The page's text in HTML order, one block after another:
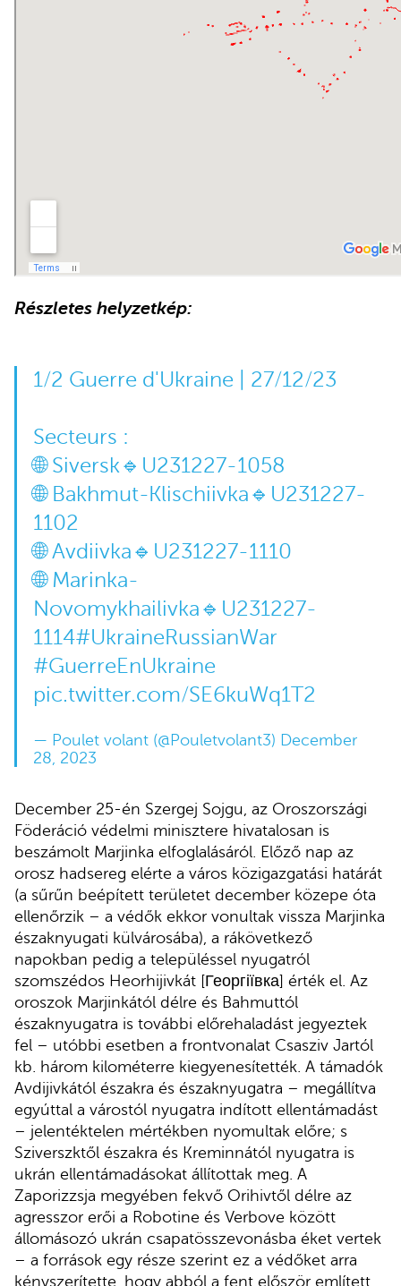
Részletes helyzetkép:
1/2 Guerre d'Ukraine | 27/12/23
Secteurs :
🌐 Siversk🔹U231227-1058
🌐 Bakhmut-Klischiivka🔹U231227-
1102
🌐 Avdiivka🔹U231227-1110
🌐 Marinka-
Novomykhailivka🔹U231227-
1114#UkraineRussianWar
#GuerreEnUkraine
pic.twitter.com/SE6kuWq1T2
— Poulet volant (@Pouletvolant3) December
28, 2023
December 25-én Szergej Sojgu, az Oroszországi
Föderáció védelmi minisztere hivatalosan is
beszámolt Marjinka elfoglalásáról. Előző nap az
orosz hadsereg elérte a város közigazgatási határát
(a sűrűn beépített területet december közepe óta
ellenőrzik – a védők ekkor vonultak vissza Marjinka
északnyugati külvárosába), a rákövetkező
napokban pedig a településsel nyugatról
szomszédos Heorhijivkát [Георгіївка] érték el. Az
oroszok Marjinkától délre és Bahmuttól
északnyugatra is további előrehaladást jegyeztek
fel – utóbbi esetben a frontvonalat Csasziv Jartól
kb. három kilométerre kiegyenesítették. A támadók
Avdijivkától északra és északnyugatra – megállítva
egyúttal a várostól nyugatra indított ellentámadást
– jelentéktelen mértékben nyomultak előre; s
Sziverszktől északra és Kreminnától nyugatra is
ukrán ellentámadásokat állítottak meg. A
Zaporizzsja megyében fekvő Orihivtől délre az
agresszor erői a Robotine és Verbove között
állomásozó ukrán csapatösszevonásba éket vertek
– a források egy része szerint ez a védőket arra
kényszerítette, hogy abból a fent először említett